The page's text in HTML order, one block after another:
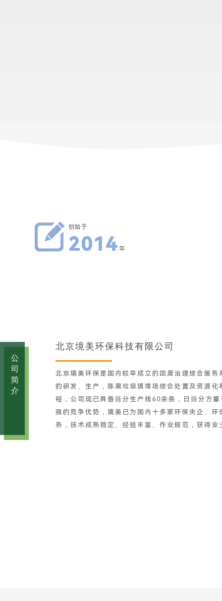
北京境美环保科技有限公司
公
司
简
介
北京境美环保是国内较早成立的固废治理综合服务
的研发、生产，陈腐垃圾填埋场综合处置及资源
程，公司现已具备筛分生产线60余条，日筛分方
强的竞争优势，境美已为国内十多家环保央企、
务，技术成熟稳定、经验丰富、作业规范，获得
创始于
2014 年